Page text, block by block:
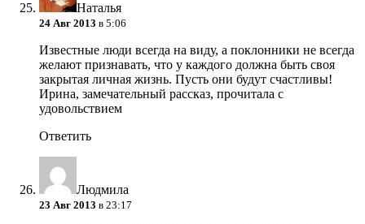
Наталья
24 Авг 2013 в 5:06
Известные люди всегда на виду, а поклонники не всегда
желают признавать, что у каждого должна быть своя
закрытая личная жизнь. Пусть они будут счастливы!
Ирина, замечательный рассказ, прочитала с
удовольствием
Ответить
Людмила
23 Авг 2013 в 23:17